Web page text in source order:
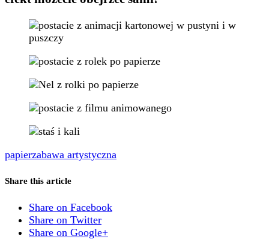
papierzabawa artystyczna
Share this article
Share on Facebook
Share on Twitter
Share on Google+